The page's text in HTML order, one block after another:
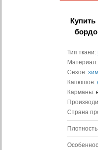
Купить
Тип ткани:
Материал:
Сезон:
Капюшон:
Карманы:
Страна